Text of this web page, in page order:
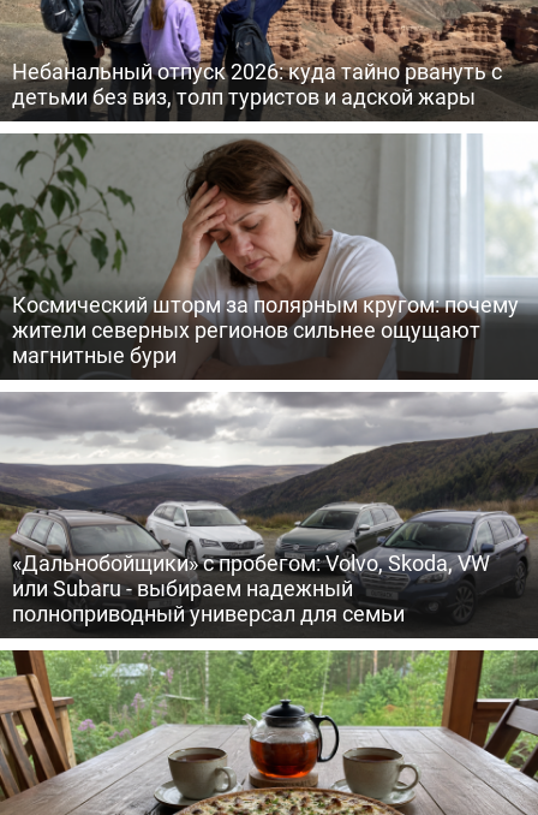
Небанальный отпуск 2026: куда тайно рвануть с
детьми без виз, толп туристов и адской жары
Космический шторм за полярным кругом: почему
жители северных регионов сильнее ощущают
магнитные бури
«Дальнобойщики» с пробегом: Volvo, Skoda, VW
или Subaru - выбираем надежный
полноприводный универсал для семьи